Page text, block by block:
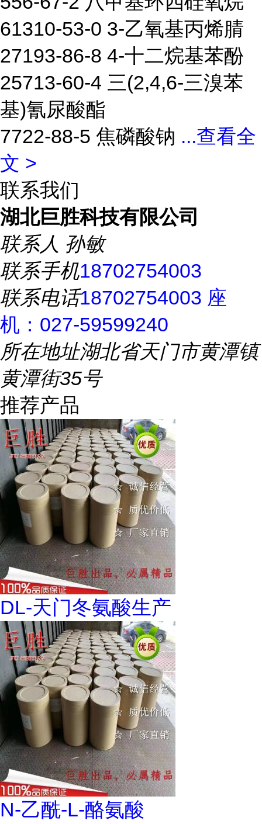
61310-53-0 3-乙氧基丙烯腈
27193-86-8 4-十二烷基苯酚
25713-60-4 三(2,4,6-三溴苯
基)氰尿酸酯
7722-88-5 焦磷酸钠 ...查看全
文 >
联系我们
湖北巨胜科技有限公司
联系人 孙敏
联系手机18702754003
联系电话18702754003 座
机：027-59599240
所在地址湖北省天门市黄潭镇
黄潭街35号
推荐产品
DL-天门冬氨酸生产
N-乙酰-L-酪氨酸